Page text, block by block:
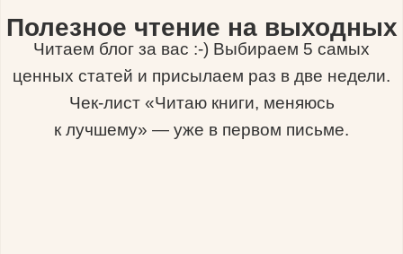
Полезное чтение на выходных
Читаем блог за вас :-) Выбираем 5 самых
ценных статей и присылаем раз в две недели.
Чек-лист «Читаю книги, меняюсь
к лучшему» — уже в первом письме.